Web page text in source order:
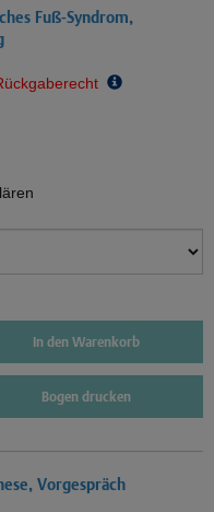
Fuß-Syndrom,
In den Warenkorb
Bogen drucken
Vorgespräch